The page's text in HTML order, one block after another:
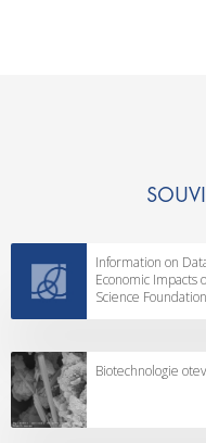
Information on
Economic Impacts
Science
Biotechnologie